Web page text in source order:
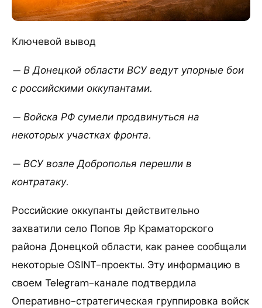
Ключевой вывод
— В Донецкой области ВСУ ведут упорные бои
с российскими оккупантами.
— Войска РФ сумели продвинуться на
некоторых участках фронта.
— ВСУ возле Доброполья перешли в
контратаку.
Российские оккупанты действительно
захватили село Попов Яр Краматорского
района Донецкой области, как ранее сообщали
некоторые OSINT-проекты. Эту информацию в
своем Telegram-канале подтвердила
Оперативно-стратегическая группировка войск